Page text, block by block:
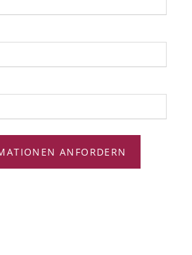
ANFORDERN